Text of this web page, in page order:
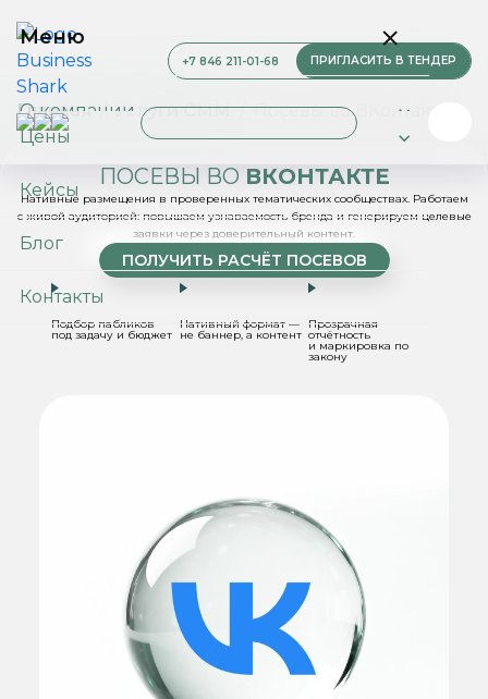
+7 846 211-01-68 ПРИГЛАСИТЬ В ТЕНДЕР
Меню
О компании
Цены
Кейсы
Блог
Контакты
Главная Услуги СММ Посевы во ВКонтакте
ПОСЕВЫ ВО ВКОНТАКТЕ
Нативные размещения в проверенных тематических сообществах. Работаем
с живой аудиторией: повышаем узнаваемость бренда и генерируем целевые
заявки через доверительный контент.
ПОЛУЧИТЬ РАСЧЁТ ПОСЕВОВ
Подбор пабликов
под задачу и бюджет
Нативный формат —
не баннер, а контент
Прозрачная
отчётность
и маркировка по
закону